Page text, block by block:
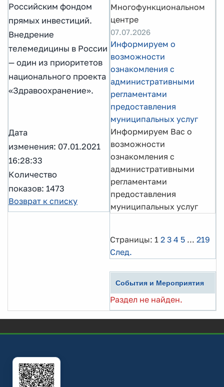
Российским фондом
прямых инвестиций.
Внедрение
телемедицины в России
— один из приоритетов
национального проекта
«Здравоохранение».
Дата
изменения: 07.01.2021
16:28:33
Количество
показов: 1473
Возврат к списку
Многофункциональном
центре
07.07.2026
Информируем о
возможности
ознакомления с
административными
регламентами
предоставления
муниципальных услуг
Информируем Вас о
возможности
ознакомления с
административными
регламентами
предоставления
муниципальных услуг
Страницы: 1 2 3 4 5 ... 219
След.
События и Мероприятия
Раздел не найден.